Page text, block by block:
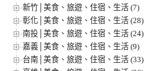
新竹│美食、旅遊、住宿、生活 (7)
彰化│美食、旅遊、住宿、生活 (28)
南投│美食、旅遊、住宿、生活 (24)
嘉義│美食、旅遊、住宿、生活 (9)
台南│美食、旅遊、住宿、生活 (33)